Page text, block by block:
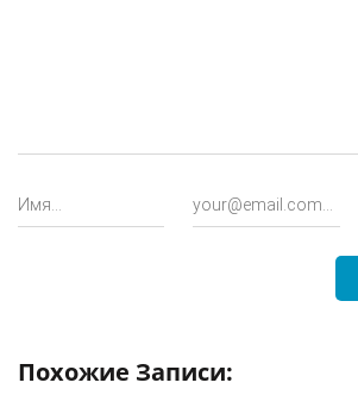
Похожие Записи: